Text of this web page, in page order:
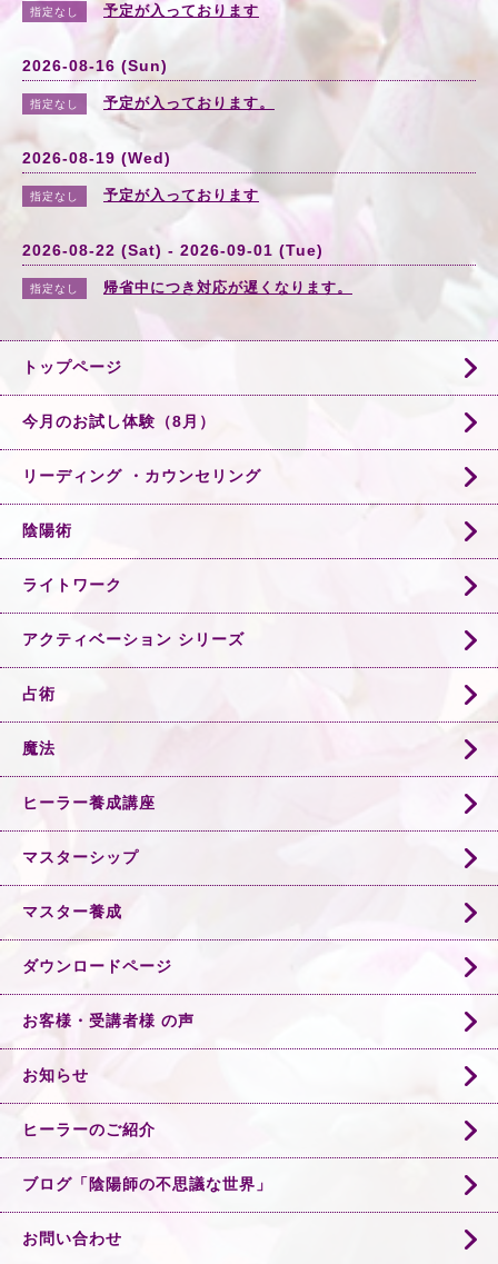
指定なし 予定が入っております
2026-08-16 (Sun)
指定なし 予定が入っております。
2026-08-19 (Wed)
指定なし 予定が入っております
2026-08-22 (Sat) - 2026-09-01 (Tue)
指定なし 帰省中につき対応が遅くなります。
トップページ
今月のお試し体験（8月）
リーディング ・カウンセリング
陰陽術
ライトワーク
アクティベーション シリーズ
占術
魔法
ヒーラー養成講座
マスターシップ
マスター養成
ダウンロードページ
お客様・受講者様 の声
お知らせ
ヒーラーのご紹介
ブログ「陰陽師の不思議な世界」
お問い合わせ